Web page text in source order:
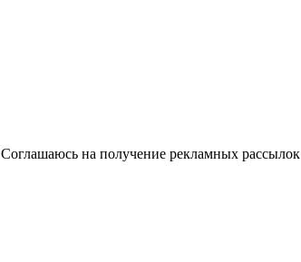
Соглашаюсь на получение рекламных рассылок